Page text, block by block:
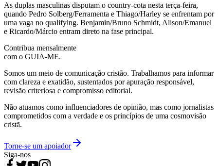
As duplas masculinas disputam o country-cota nesta terça-feira,
quando Pedro Solberg/Ferramenta e Thiago/Harley se enfrentam por
uma vaga no qualifying. Benjamin/Bruno Schmidt, Alison/Emanuel
e Ricardo/Márcio entram direto na fase principal.
Contribua mensalmente
com o GUIA-ME.
Somos um meio de comunicação cristão. Trabalhamos para informar
com clareza e exatidão, sustentados por apuração responsável,
revisão criteriosa e compromisso editorial.
Não atuamos como influenciadores de opinião, mas como jornalistas
comprometidos com a verdade e os princípios de uma cosmovisão
cristã.
Torne-se um apoiador
Siga-nos